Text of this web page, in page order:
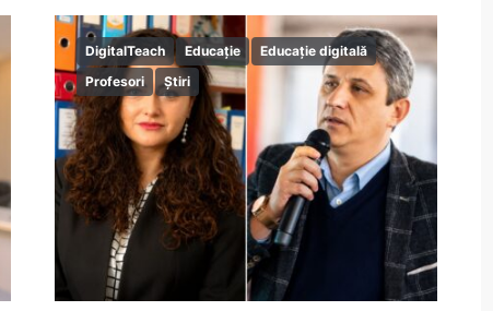
DigitalTeach Educație
Educație digitală
Profesori
Știri